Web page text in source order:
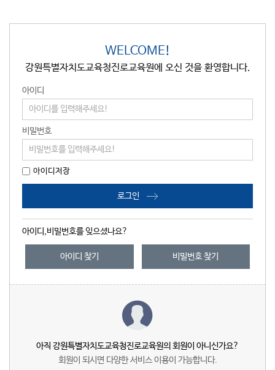
WELCOME!
강원특별자치도교육청진로교육원에 오신 것을 환영합니다.
아이디
비밀번호
아이디저장
로그인
아이디,비밀번호를 잊으셨나요?
아이디 찾기 비밀번호 찾기
아직 강원특별자치도교육청진로교육원의 회원이 아니신가요?
회원이 되시면 다양한 서비스 이용이 가능합니다.